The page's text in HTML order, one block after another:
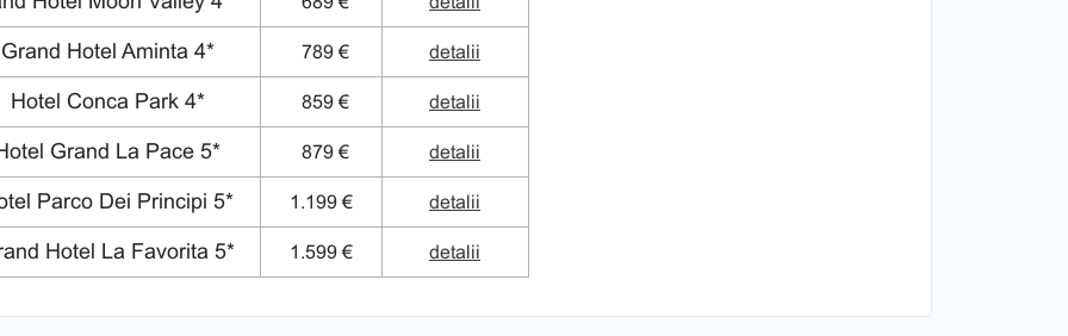
Grand Hotel Aminta 4* 789 € detalii
Hotel Conca Park 4* 859 € detalii
Grand La Pace 5* 879 € detalii
Parco Dei Principi 5* 1.199 € detalii
Hotel La Favorita 5* 1.599 € detalii